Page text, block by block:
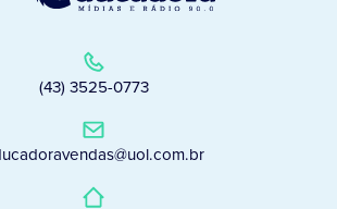
(43) 3525-0773